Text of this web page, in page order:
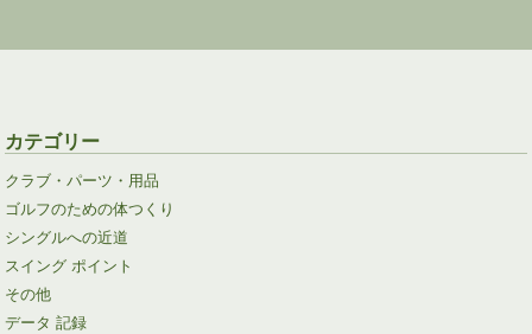
カテゴリー
クラブ・パーツ・用品
ゴルフのための体つくり
シングルへの近道
スイング ポイント
その他
データ 記録